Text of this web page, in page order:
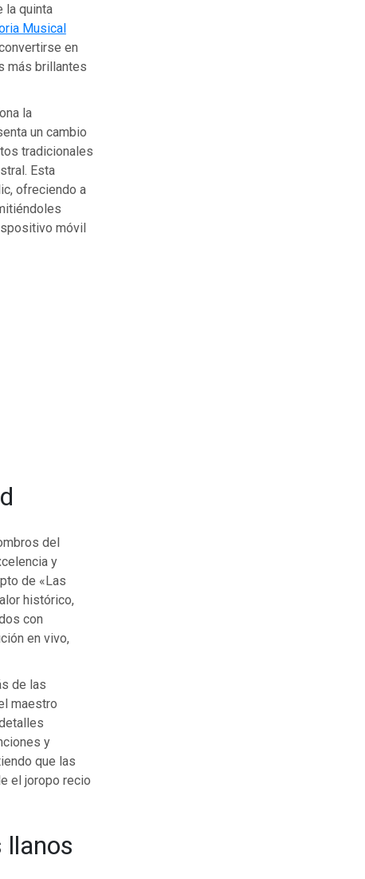
la quinta
Musical
en
más brillantes
la
un cambio
tradicionales
Esta
ofreciendo a
móvil
del
y
de «Las
histórico,
con
en vivo,
de las
maestro
y
que las
el joropo recio
llanos